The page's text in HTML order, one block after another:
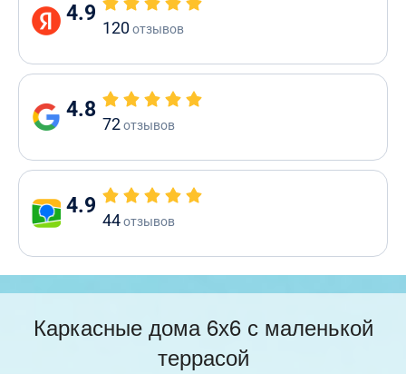
4.9
120отзывов
4.8
72отзывов
4.9
44отзывов
Каркасные дома 6х6 с маленькой
террасой